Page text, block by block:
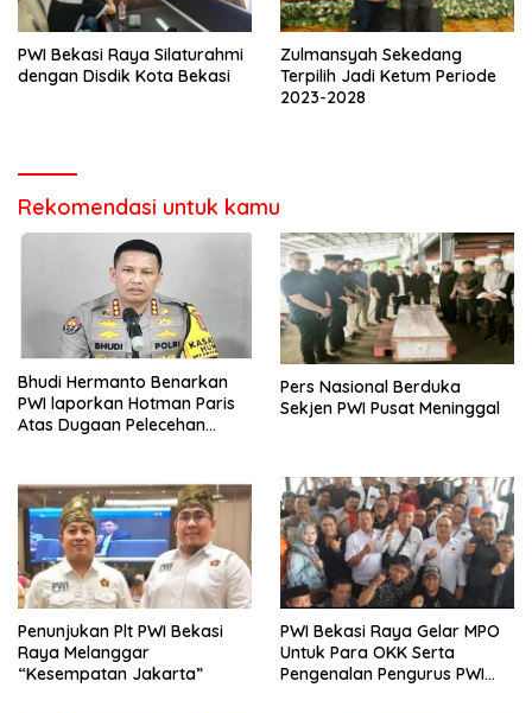
PWI Bekasi Raya Silaturahmi
dengan Disdik Kota Bekasi
Zulmansyah Sekedang
Terpilih Jadi Ketum Periode
2023-2028
Rekomendasi untuk kamu
Bhudi Hermanto Benarkan
PWI laporkan Hotman Paris
Atas Dugaan Pelecehan
Pers Nasional Berduka
Sekjen PWI Pusat Meninggal
Penunjukan Plt PWI Bekasi
Raya Melanggar
“Kesempatan Jakarta”
PWI Bekasi Raya Gelar MPO
Untuk Para OKK Serta
Pengenalan Pengurus PWI